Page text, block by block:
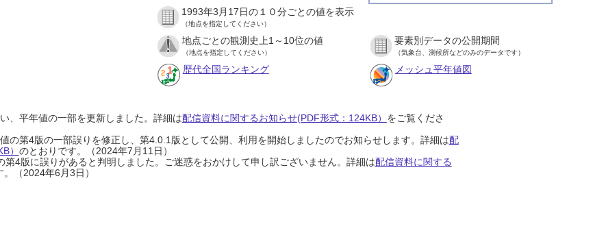
1993年3月17日の１０分ごとの値を表示
（地点を指定してください）
地点ごとの観測史上1～10位の値
（地点を指定してください）
要素別データの公開期間
（気象台、測候所などのみのデータです）
歴代全国ランキング メッシュ平年値図
、平年値の一部を更新しました。詳細は配信資料に関するお知らせ(PDF形式：124KB） をご覧くださ
の第4版の一部誤りを修正し、第4.0.1版として公開、利用を開始しましたのでお知らせします。詳細は配
） のとおりです。（2024年7月11日）
4版に誤りがあると判明しました。ご迷惑をおかけして申し訳ございません。詳細は配信資料に関する
（2024年6月3日）